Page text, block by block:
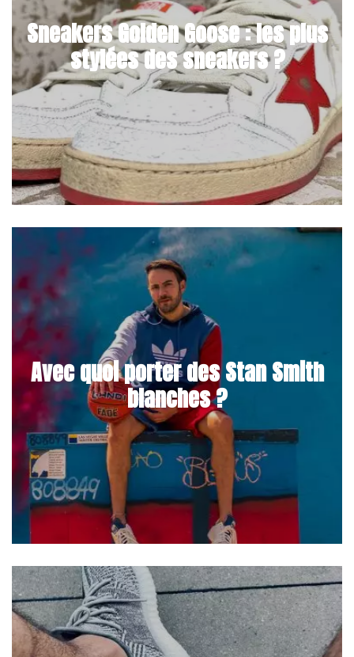
Sneakers Golden Goose : les plus
stylées des sneakers ?
Avec quoi porter des Stan Smith
blanches ?